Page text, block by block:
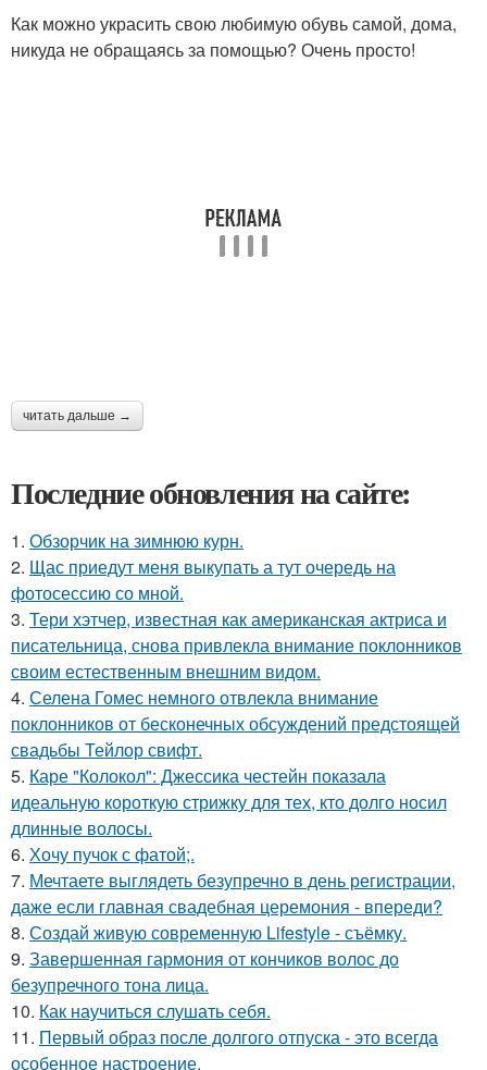
Как можно украсить свою любимую обувь самой, дома,
никуда не обращаясь за помощью? Очень просто!
читать дальше →
Последние обновления на сайте:
1. Обзорчик на зимнюю курн.
2. Щас приедут меня выкупать а тут очередь на
фотосессию со мной.
3. Тери хэтчер, известная как американская актриса и
писательница, снова привлекла внимание поклонников
своим естественным внешним видом.
4. Селена Гомес немного отвлекла внимание
поклонников от бесконечных обсуждений предстоящей
свадьбы Тейлор свифт.
5. Каре "Колокол": Джессика честейн показала
идеальную короткую стрижку для тех, кто долго носил
длинные волосы.
6. Хочу пучок с фатой;.
7. Мечтаете выглядеть безупречно в день регистрации,
даже если главная свадебная церемония - впереди?
8. Создай живую современную Lifestyle - съёмку.
9. Завершенная гармония от кончиков волос до
безупречного тона лица.
10. Как научиться слушать себя.
11. Первый образ после долгого отпуска - это всегда
особенное настроение.